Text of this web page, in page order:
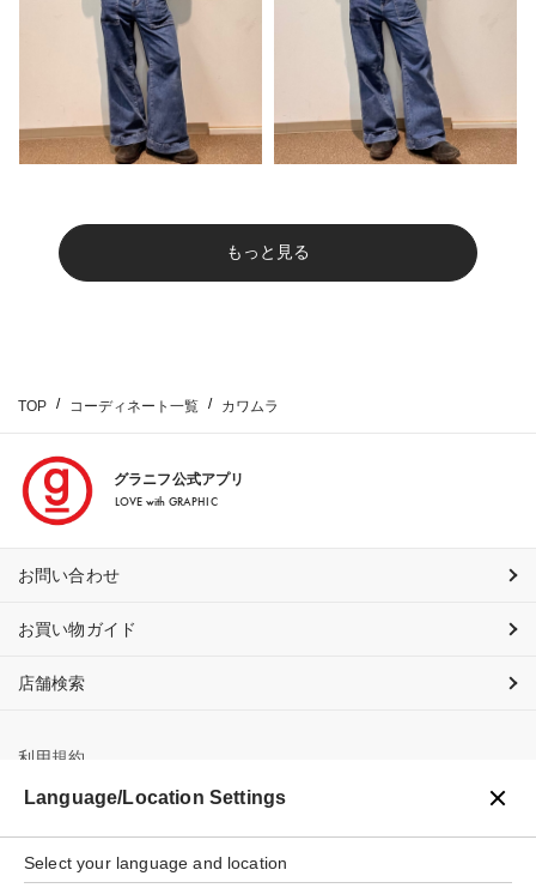
もっと見る
TOP コーディネート一覧 カワムラ
グラニフ公式アプリ
LOVE with GRAPHIC
お問い合わせ
お買い物ガイド
店舗検索
利用規約
プライバシーポリシー
特定商取引法に基づく表示
Language/Location Settings
Select your language and location